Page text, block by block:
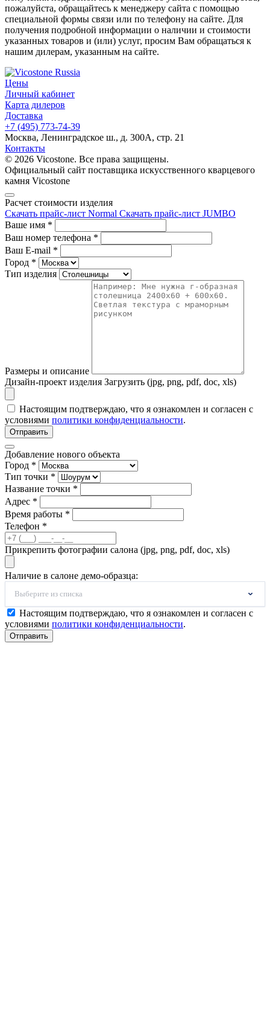
пожалуйста, обращайтесь к менеджеру сайта с помощью
специальной формы связи или по телефону на сайте. Для
получения подробной информации о наличии и стоимости
указанных товаров и (или) услуг, просим Вам обращаться к
нашим дилерам, указанным на сайте.
Цены
Личный кабинет
Карта дилеров
Доставка
+7 (495) 773-74-39
Москва, Ленинградское ш., д. 300А, стр. 21
Контакты
© 2026 Vicostone. Все права защищены.
Официальный сайт поставщика искусственного кварцевого
камня Vicostone
Расчет стоимости изделия
Скачать прайс-лист Normal Скачать прайс-лист JUMBO
Ваше имя *
Ваш номер телефона *
Ваш E-mail *
Город *
Тип изделия
Размеры и описание
Дизайн-проект изделия Загрузить (jpg, png, pdf, doc, xls)
Настоящим подтверждаю, что я ознакомлен и согласен с
условиями политики конфиденциальности.
Отправить
Добавление нового объекта
Город *
Тип точки *
Название точки *
Адрес *
Время работы *
Телефон *
Прикрепить фотографии салона (jpg, png, pdf, doc, xls)
Наличие в салоне демо-образца:
Выберите из списка
Настоящим подтверждаю, что я ознакомлен и согласен с
условиями политики конфиденциальности.
Отправить